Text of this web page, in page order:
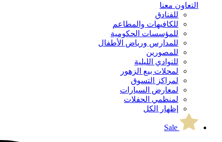
التعاون معنا
للفنادق
للكافيهات والمطاعم
للمؤسسات الحكومية
للمدارس ورياض الأطفال
للمصورين
للنوادي الليلية
لمحلات بيع الزهور
لمراكز التسوق
لمعارض السيارات
لمنظمي الحفلات
إظهار الكل